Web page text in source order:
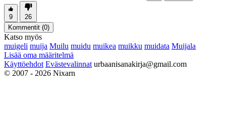
9
26
Kommentit (0)
Katso myös
muigeli muija Muilu muidu muikea muikku muidata Muijala
Lisää oma määritelmä
Käyttöehdot Evästevalinnat urbaanisanakirja@gmail.com
© 2007 - 2026 Nixarn